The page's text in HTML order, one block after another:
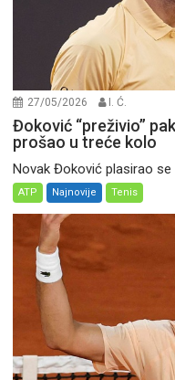
27/05/2026 I. Ć.
Đoković “preživio”
prošao u treće kolo
Novak Đoković plasirao se
ATP Najnovije Tenis